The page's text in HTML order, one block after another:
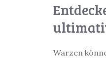
Warzen